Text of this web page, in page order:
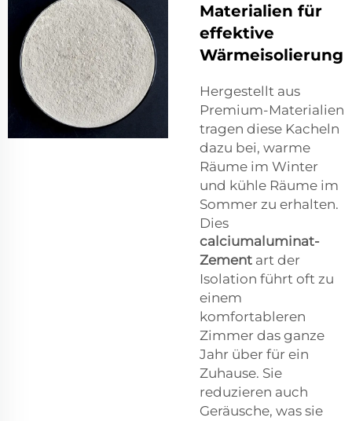
Materialien für
effektive
Wärmeisolierung
Hergestellt aus
Premium-Materialien
tragen diese Kacheln
dazu bei, warme
Räume im Winter
und kühle Räume im
Sommer zu erhalten.
Dies
calciumaluminat-
Zement art der
Isolation führt oft zu
einem
komfortableren
Zimmer das ganze
Jahr über für ein
Zuhause. Sie
reduzieren auch
Geräusche, was sie